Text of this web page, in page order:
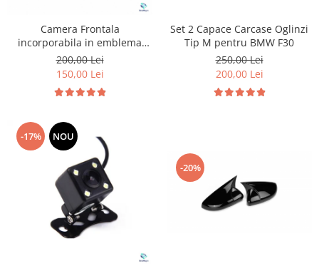
Camera Frontala
incorporabila in emblema
pentru Volkswagen
200,00 Lei
150,00 Lei
Set 2 Capace Carcase Oglinzi
Tip M pentru BMW F30
250,00 Lei
200,00 Lei
-17% NOU
-20%